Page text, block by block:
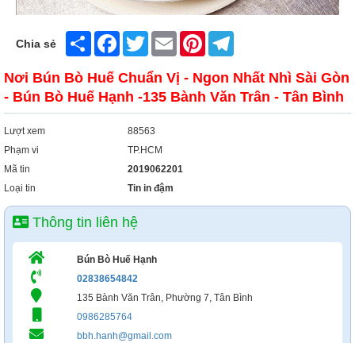
Chia sẻ Share FacebookTwitter Email Pinterest
Nơi Bún Bò Huế Chuẩn Vị - Ngon Nhất Nhì Sài Gòn
- Bún Bò Huế Hạnh -135 Bành Văn Trân - Tân Bình
Lượt xem
88563
Phạm vi
TP.HCM
Mã tin
2019062201
Loại tin
Tin in đậm
Thông tin liên hệ
Bún Bò Huế Hạnh
02838654842
135 Bành Văn Trân, Phường 7, Tân Bình
0986285764
bbh.hanh@gmail.com